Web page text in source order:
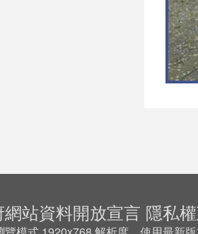
站資料開放宣言 隱私